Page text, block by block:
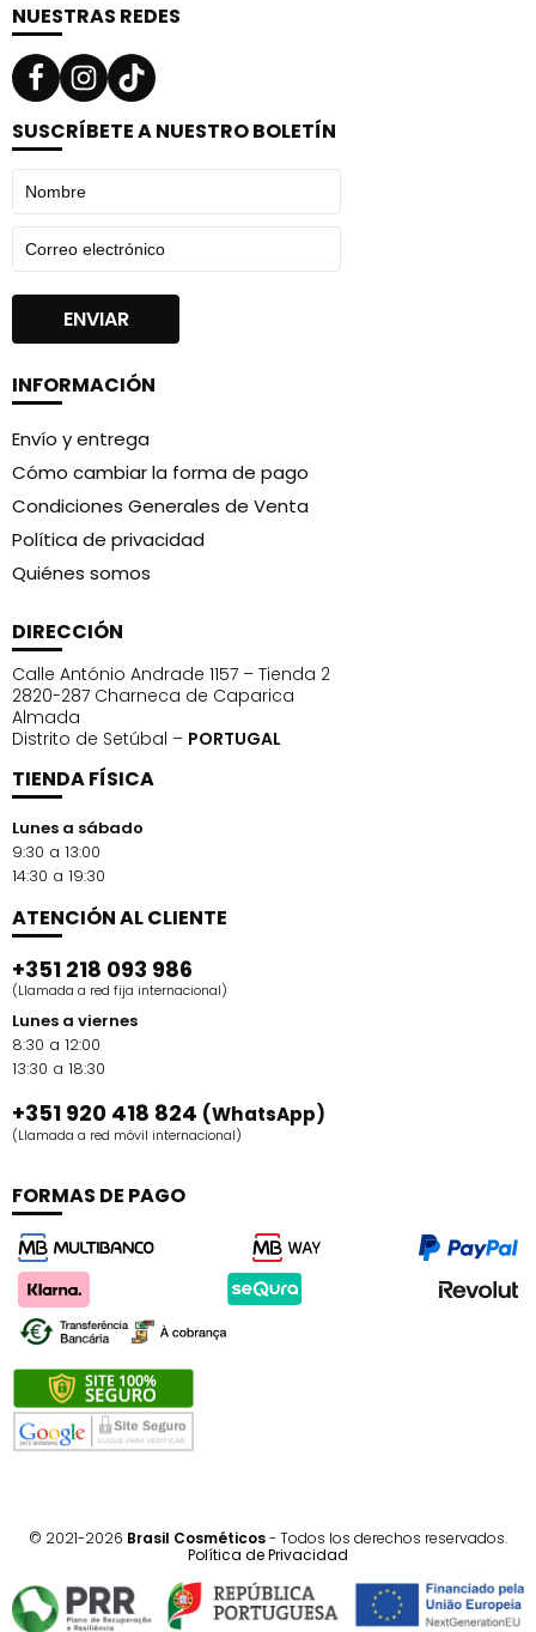
NUESTRAS REDES
SUSCRÍBETE A NUESTRO BOLETÍN
INFORMACIÓN
Envío y entrega
Cómo cambiar la forma de pago
Condiciones Generales de Venta
Política de privacidad
Quiénes somos
DIRECCIÓN
Calle António Andrade 1157 – Tienda 2
2820-287 Charneca de Caparica
Almada
Distrito de Setúbal – PORTUGAL
TIENDA FÍSICA
Lunes a sábado
9:30 a 13:00
14:30 a 19:30
ATENCIÓN AL CLIENTE
+351 218 093 986
(Llamada a red fija internacional)
Lunes a viernes
8:30 a 12:00
13:30 a 18:30
+351 920 418 824 (WhatsApp)
(Llamada a red móvil internacional)
FORMAS DE PAGO
© 2021-2026 Brasil Cosméticos- Todos los derechos reservados.
Política de Privacidad